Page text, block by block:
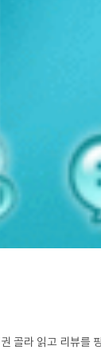
골라 읽고 리뷰를